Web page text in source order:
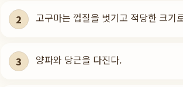
2 고구마는 껍질을 벗기고 적당한 크기
3 양파와 당근을 다진다.